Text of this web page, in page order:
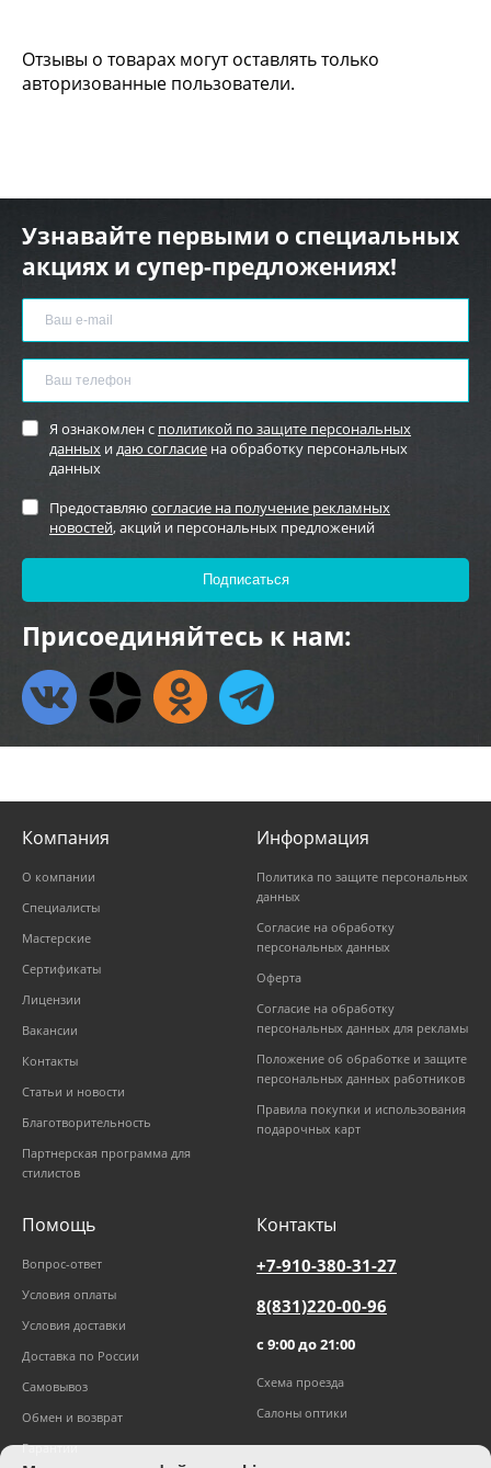
Отзывы о товарах могут оставлять только
авторизованные пользователи.
Узнавайте первыми о специальных
акциях и супер-предложениях!
Я ознакомлен с политикой по защите персональных
данных идаю согласие на обработку персональных
данных
Предоставляю согласие на получение рекламных
новостей, акций и персональных предложений
Присоединяйтесь к нам:
Компания
О компании
Специалисты
Мастерские
Сертификаты
Лицензии
Вакансии
Контакты
Статьи и новости
Благотворительность
Партнерская программа для
стилистов
Информация
Политика по защите персональных
данных
Согласие на обработку
персональных данных
Оферта
Согласие на обработку
персональных данных для рекламы
Положение об обработке и защите
персональных данных работников
Правила покупки и использования
подарочных карт
Помощь
Вопрос-ответ
Условия оплаты
Условия доставки
Доставка по России
Самовывоз
Обмен и возврат
Гарантии
Контакты
+7-910-380-31-27
8(831)220-00-96
с 9:00 до 21:00
Схема проезда
Салоны оптики